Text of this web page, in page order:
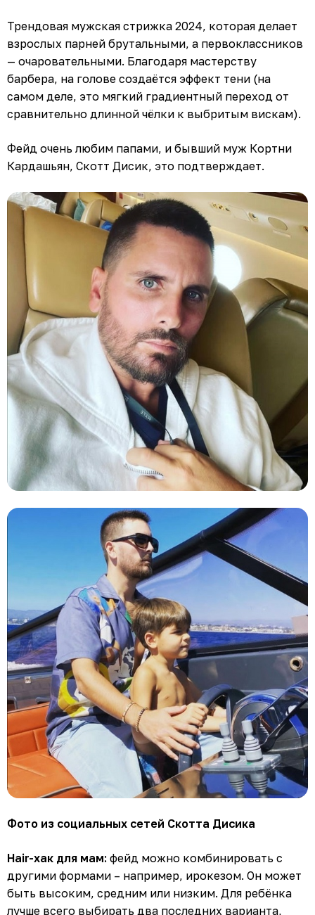
Трендовая мужская стрижка 2024, которая делает
взрослых парней брутальными, а первоклассников
— очаровательными. Благодаря мастерству
барбера, на голове создаётся эффект тени (на
самом деле, это мягкий градиентный переход от
сравнительно длинной чёлки к выбритым вискам).
Фейд очень любим папами, и бывший муж Кортни
Кардашьян, Скотт Дисик, это подтверждает.
Фото из социальных сетей Скотта Дисика
Hair-хак для мам: фейд можно комбинировать с
другими формами – например, ирокезом. Он может
быть высоким, средним или низким. Для ребёнка
лучше всего выбирать два последних варианта,